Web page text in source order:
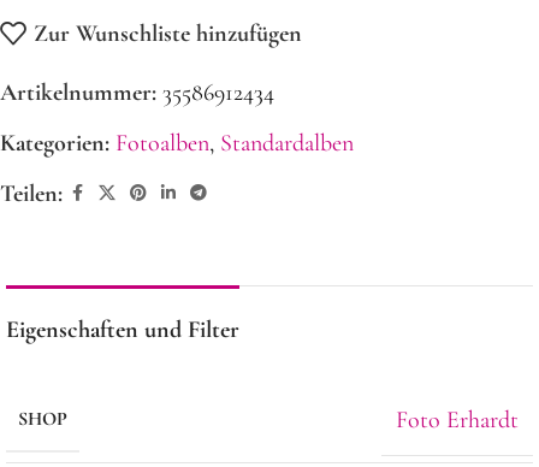
Zur Wunschliste hinzufügen
Artikelnummer: 35586912434
Kategorien: Fotoalben, Standardalben
Teilen:
Eigenschaften und Filter
SHOP Foto Erhardt